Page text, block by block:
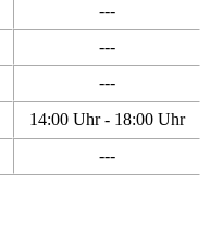
---
---
---
14:00 Uhr - 18:00 Uhr
---